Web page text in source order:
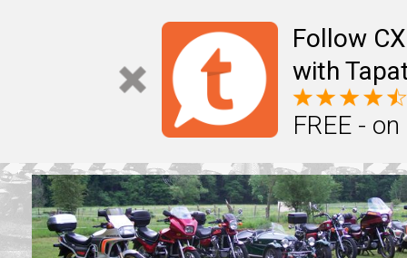
Follow
with
FREE -